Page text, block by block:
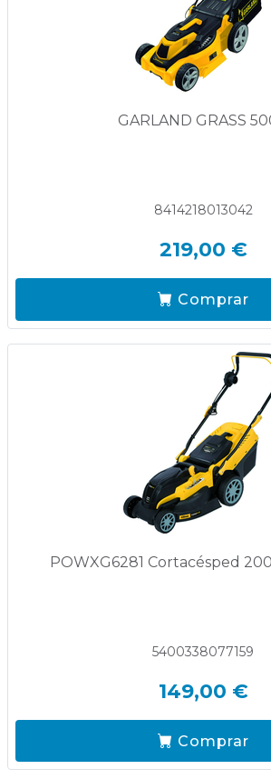
GARLAND GRASS
8414218013042
219,00 €
Comprar
POWXG6281 Cortacésped
5400338077159
149,00 €
Comprar